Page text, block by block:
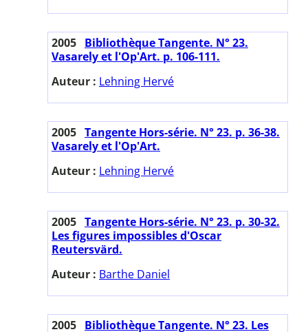
2005 Bibliothèque Tangente. N° 23.
Vasarely et l'Op'Art. p. 106-111.
Auteur : Lehning Hervé
2005 Tangente Hors-série. N° 23. p. 36-38.
Vasarely et l'Op'Art.
Auteur : Lehning Hervé
2005 Tangente Hors-série. N° 23. p. 30-32.
Les figures impossibles d'Oscar
Reutersvärd.
Auteur : Barthe Daniel
2005 Bibliothèque Tangente. N° 23. Les